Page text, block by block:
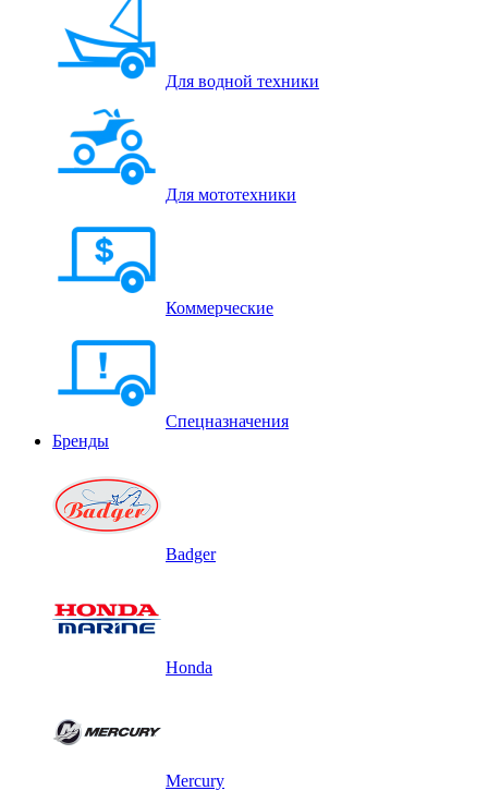
Для водной техники
Для мототехники
Коммерческие
Спецназначения
Бренды
Badger
Honda
Mercury